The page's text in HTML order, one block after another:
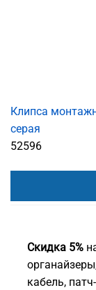
Клипса
серая
52596
Скидка 5%
кабель,